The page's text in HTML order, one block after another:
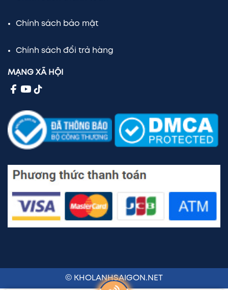
Chính sách bảo mật
Chính sách đổi trả hàng
MẠNG XÃ HỘI
© KHOLANHSAIGON.NET